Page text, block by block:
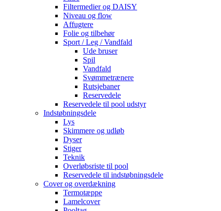
Filtermedier og DAISY
Niveau og flow
Affugtere
Folie og tilbehør
Sport / Leg / Vandfald
Ude bruser
Spil
Vandfald
Svømmetrænere
Rutsjebaner
Reservedele
Reservedele til pool udstyr
Indstøbningsdele
Lys
Skimmere og udløb
Dyser
Stiger
Teknik
Overløbsriste til pool
Reservedele til indstøbningsdele
Cover og overdækning
Termotæppe
Lamelcover